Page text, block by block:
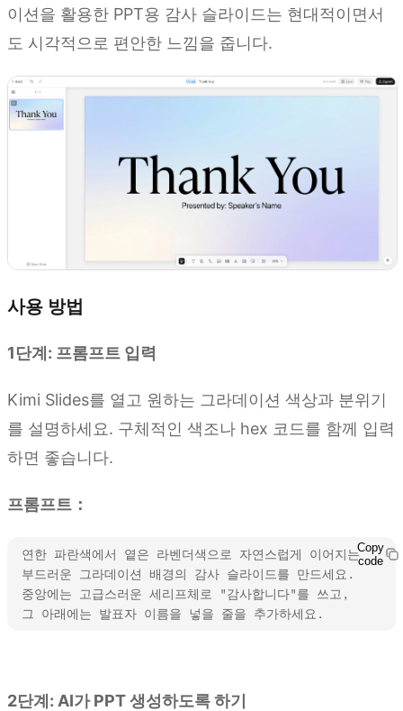
이션을 활용한 PPT용 감사 슬라이드는 현대적이면서
도 시각적으로 편안한 느낌을 줍니다.
사용 방법
1단계: 프롬프트 입력
Kimi Slides를 열고 원하는 그라데이션 색상과 분위기
를 설명하세요. 구체적인 색조나 hex 코드를 함께 입력
하면 좋습니다.
프롬프트：
연한 파란색에서 옅은 라벤더색으로 자연스럽게 이어지는
부드러운 그라데이션 배경의 감사 슬라이드를 만드세요.
중앙에는 고급스러운 세리프체로 "감사합니다"를 쓰고,
그 아래에는 발표자 이름을 넣을 줄을 추가하세요.
Copy
code
2단계: AI가 PPT 생성하도록 하기